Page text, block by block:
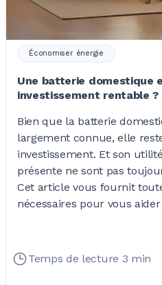
Économiser énergie
Une batterie domestique
investissement rentable ?
Bien que la batterie
largement connue, elle
investissement. Et son
présente ne sont pas
Cet article vous fournit
nécessaires pour vous
Temps de lecture 3 min